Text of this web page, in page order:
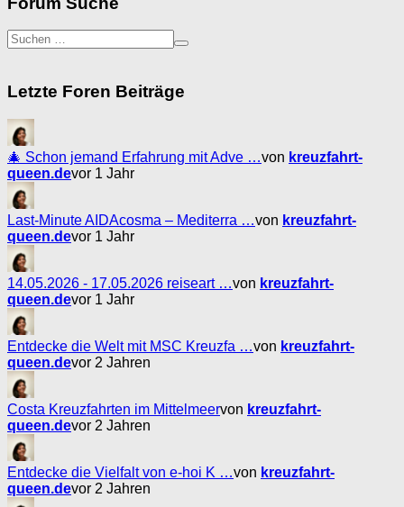
Letzte Foren Beiträge
🎄 Schon jemand Erfahrung mit Adve …von kreuzfahrt-
queen.devor 1 Jahr
Last-Minute AIDAcosma – Mediterra …von kreuzfahrt-
queen.devor 1 Jahr
14.05.2026 - 17.05.2026 reiseart …von kreuzfahrt-
queen.devor 1 Jahr
Entdecke die Welt mit MSC Kreuzfa …von kreuzfahrt-
queen.devor 2 Jahren
Costa Kreuzfahrten im Mittelmeervon kreuzfahrt-
queen.devor 2 Jahren
Entdecke die Vielfalt von e-hoi K …von kreuzfahrt-
queen.devor 2 Jahren